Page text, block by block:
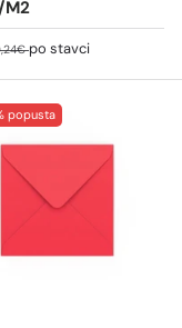
M2
sniženju
cijena
po stavci
popusta